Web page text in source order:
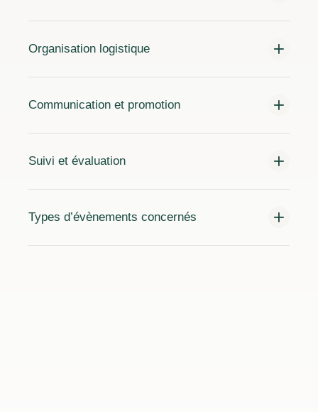
Organisation logistique
Communication et promotion
Suivi et évaluation
Types d’évènements concernés